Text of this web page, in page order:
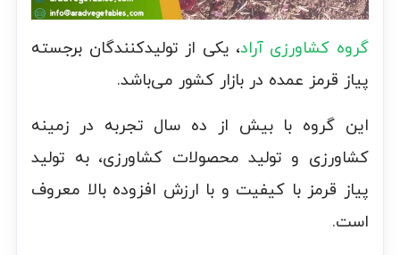
گروه کشاورزی آراد، یکی از تولیدکنندگان برجسته
پیاز قرمز عمده در بازار کشور می‌باشد.
این گروه با بیش از ده سال تجربه در زمینه
کشاورزی و تولید محصولات کشاورزی، به تولید
پیاز قرمز با کیفیت و با ارزش افزوده بالا معروف
است.